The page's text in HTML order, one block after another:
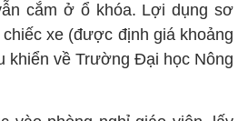
cắm ở ổ khóa. Lợi dụng sơ
xe (được định giá khoảng
khiển về Trường Đại học Nông